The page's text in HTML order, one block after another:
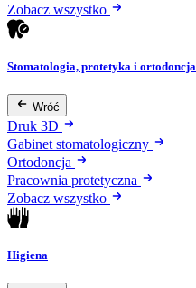
Zobacz wszystko
Stomatologia, protetyka i ortodoncja
Wróć
Druk 3D
Gabinet stomatologiczny
Ortodoncja
Pracownia protetyczna
Zobacz wszystko
Higiena